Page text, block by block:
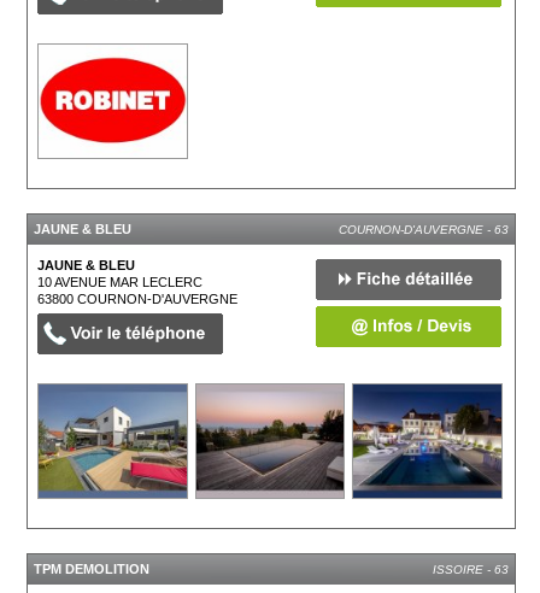
JAUNE & BLEU COURNON-D'AUVERGNE - 63
JAUNE & BLEU
10 AVENUE MAR LECLERC
63800COURNON-D'AUVERGNE
TPM DEMOLITION ISSOIRE - 63